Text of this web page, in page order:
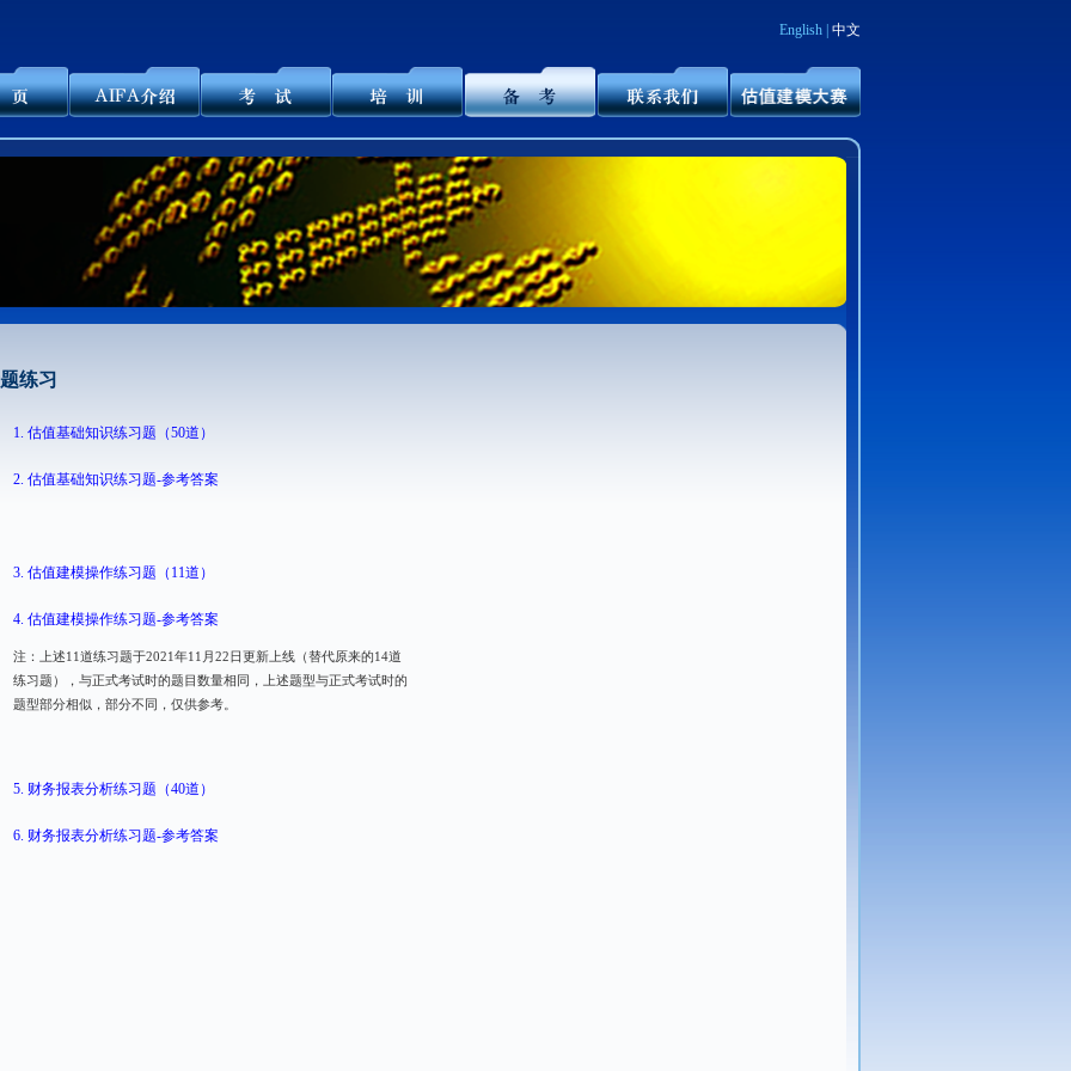
English 中文
练习
1. 估值基础知识练习题（50道）
2. 估值基础知识练习题-参考答案
3. 估值建模操作练习题（11道）
4. 估值建模操作练习题-参考答案
注：上述11道练习题于2021年11月22日更新上线（替代原来的14道
练习题），与正式考试时的题目数量相同，上述题型与正式考试时的
题型部分相似，部分不同，仅供参考。
5. 财务报表分析练习题（40道）
6. 财务报表分析练习题-参考答案